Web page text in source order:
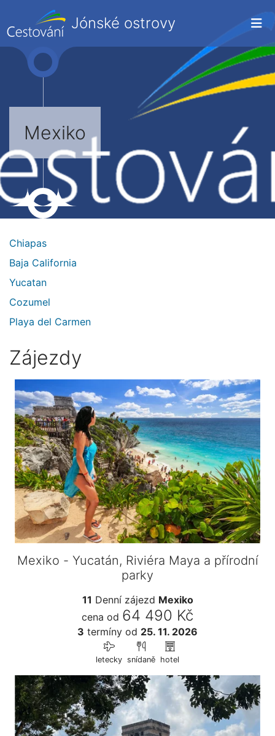
Jónské ostrovy
Mexiko
Chiapas
Baja California
Yucatan
Cozumel
Playa del Carmen
Zájezdy
Mexiko - Yucatán, Riviéra Maya a přírodní
parky
11 Denní zájezd Mexiko
cena od 64 490 Kč
3 termíny od 25. 11. 2026
letecky snídaně hotel